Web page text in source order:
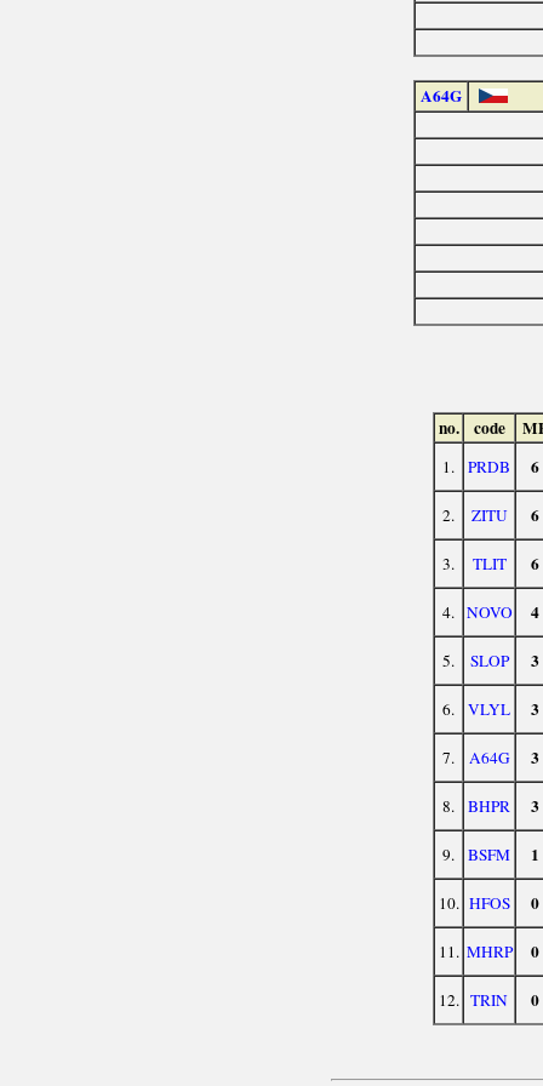
A64G
no. code
1. PRDB 6
2. ZITU 6
3. TLIT 6
4. NOVO 4
5. SLOP 3
6. VLYL 3
7. A64G 3
8. BHPR 3
9. BSFM 1
10. HFOS 0
11. MHRP 0
12. TRIN 0